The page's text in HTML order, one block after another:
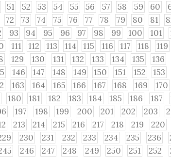
51 52 53 54 55 56 57 58 59 60
72 73 74 75 76 77 78 79 80 81
93 94 95 96 97 98 99 100 101
111 112 113 114 115 116 117 118 119
129 130 131 132 133 134 135 136
146 147 148 149 150 151 152 153
163 164 165 166 167 168 169 170
180 181 182 183 184 185 186 187
197 198 199 200 201 202 203
213 214 215 216 217 218 219 220
230 231 232 233 234 235 236
246 247 248 249 250 251 252